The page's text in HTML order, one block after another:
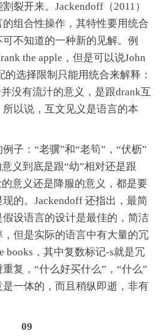
裂开来。Jackendoff（2011）
组合性操作，其特性要用统合
不知道的一种新的见解。例
the apple，但是可以说John
选择限制只能用统合来解释：
没有流汁的意义，是跟drank互
以说，互文见义是语言的本
：“老骥”和“老筍”，“伏枥”
义到底是跟“幼”相对还是跟
意义还是降服的意义，都是要
的。Jackendoff 还指出，最简
设语言的设计是最佳的，简洁
但是实际的语言中有大量的冗
books，其中复数标记-s就是冗
复，“什么好买什么”，“什么”
一体的，而且稍纵即逝，非有
09